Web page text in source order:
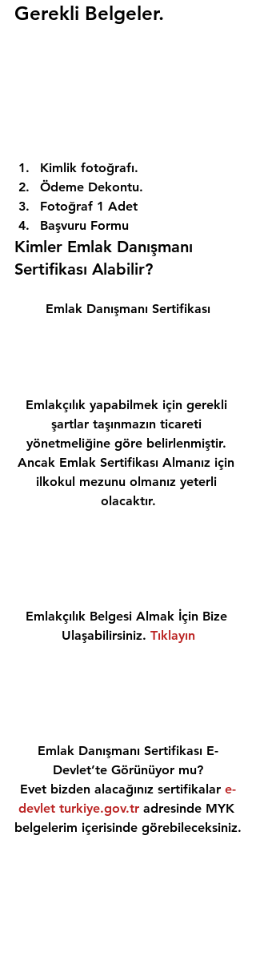
Gerekli Belgeler.
Kimlik fotoğrafı.
Ödeme Dekontu.
Fotoğraf 1 Adet
Başvuru Formu
Kimler Emlak Danışmanı
Sertifikası Alabilir?
Emlak Danışmanı Sertifikası
Emlakçılık yapabilmek için gerekli
şartlar taşınmazın ticareti
yönetmeliğine göre belirlenmiştir.
Ancak Emlak Sertifikası Almanız için
ilkokul mezunu olmanız yeterli
olacaktır.
Emlakçılık Belgesi Almak İçin Bize
Ulaşabilirsiniz. Tıklayın
Emlak Danışmanı Sertifikası E-
Devlet’te Görünüyor mu?
Evet bizden alacağınız sertifikalar e-
devlet turkiye.gov.tr adresinde MYK
belgelerim içerisinde görebileceksiniz.